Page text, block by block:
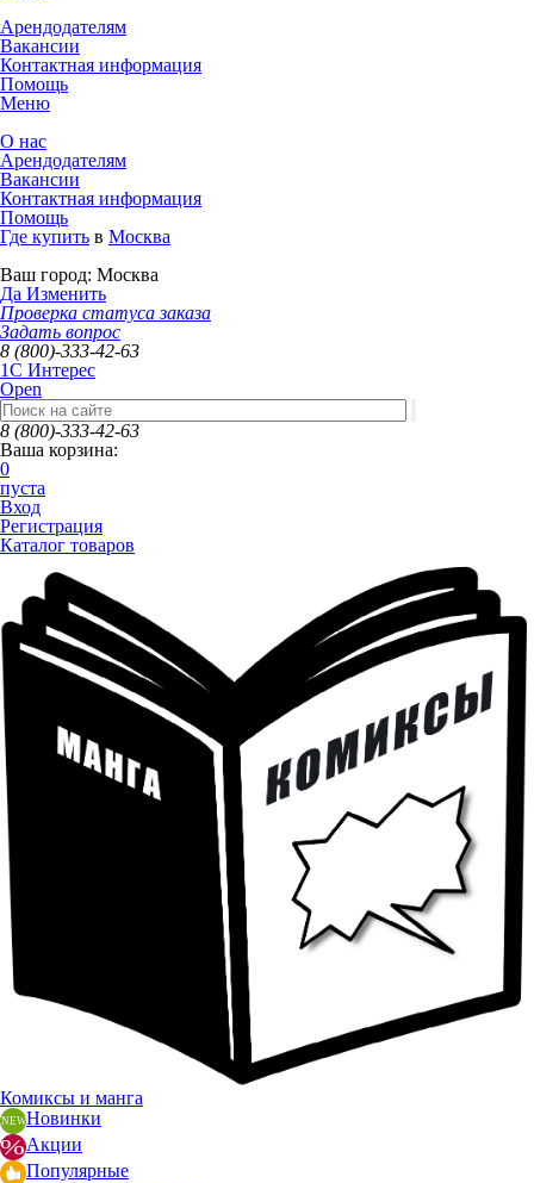
Арендодателям
Вакансии
Контактная информация
Помощь
Меню
О нас
Арендодателям
Вакансии
Контактная информация
Помощь
Где купить в Москва
Ваш город: Москва
Да Изменить
Проверка статуса заказа
Задать вопрос
8 (800)-333-42-63
1C Интерес
Open
8 (800)-333-42-63
Ваша корзина:
0
пуста
Вход
Регистрация
Каталог товаров
Комиксы и манга
Новинки
Акции
Популярные